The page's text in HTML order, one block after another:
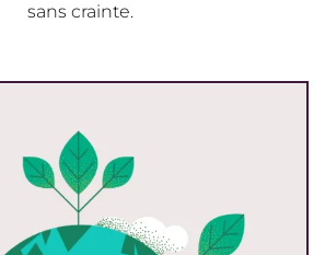
sans crainte.